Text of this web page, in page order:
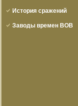
История сражений
Заводы времен ВОВ